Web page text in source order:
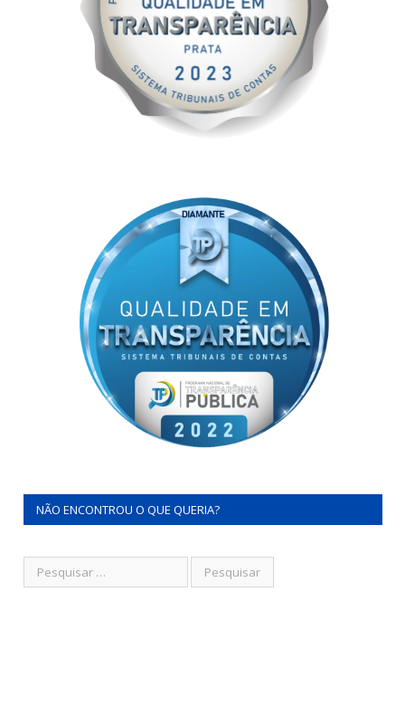
NÃO ENCONTROU O QUE QUERIA?